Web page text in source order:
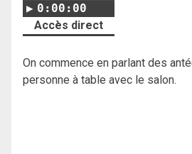
0:00:00
Accès direct
On commence en parlant des
personne à table avec le salon.